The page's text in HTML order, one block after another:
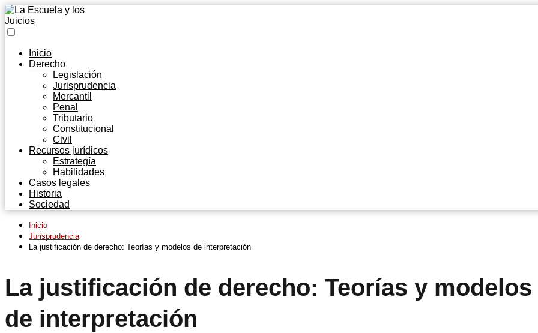
Inicio
Derecho
Legislación
Jurisprudencia
Mercantil
Penal
Tributario
Constitucional
Civil
Recursos jurídicos
Estrategía
Habilidades
Casos legales
Historia
Sociedad
Inicio
Jurisprudencia
La justificación de derecho: Teorías y modelos de interpretación
La justificación de derecho: Teorías y modelos
de interpretación